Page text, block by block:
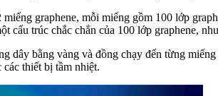
miếng graphene, mỗi miếng gồm 100 lớp
cấu trúc chắc chắn của 100 lớp graphene,
dây bằng vàng và đồng chạy đến từng
thiết bị tầm nhiệt.